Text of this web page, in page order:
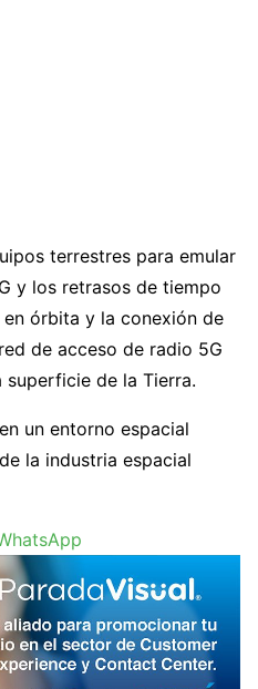
terrestres para emular
y los retrasos de tiempo
órbita y la conexión de
de acceso de radio 5G
de la Tierra.
un entorno espacial
la industria espacial